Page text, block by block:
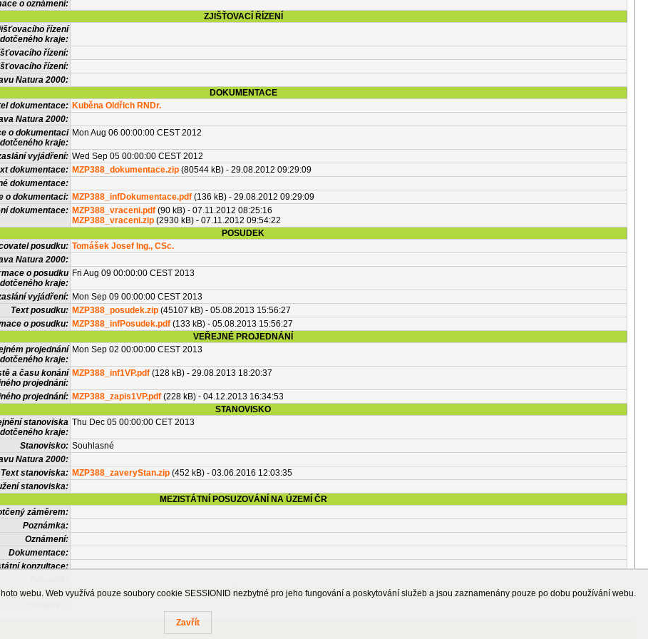
o oznámení:
ZJIŠŤOVACÍ ŘÍZENÍ
řízení
kraje:
řízení:
řízení:
Natura 2000:
DOKUMENTACE
dokumentace: Kuběna Oldřich RNDr.
Natura 2000:
o dokumentaci
kraje:
Mon Aug 06 00:00:00 CEST 2012
vyjádření: Wed Sep 05 00:00:00 CEST 2012
dokumentace: MZP388_dokumentace.zip (80544 kB) - 29.08.2012 09:29:09
dokumentace:
o dokumentaci: MZP388_infDokumentace.pdf (136 kB) - 29.08.2012 09:29:09
dokumentace: MZP388_vraceni.pdf (90 kB) - 07.11.2012 08:25:16
MZP388_vraceni.zip (2930 kB) - 07.11.2012 09:54:22
POSUDEK
posudku: Tomášek Josef Ing., CSc.
Natura 2000:
o posudku
kraje:
Fri Aug 09 00:00:00 CEST 2013
vyjádření: Mon Sep 09 00:00:00 CEST 2013
Text posudku: MZP388_posudek.zip (45107 kB) - 05.08.2013 15:56:27
o posudku: MZP388_infPosudek.pdf (133 kB) - 05.08.2013 15:56:27
VEŘEJNÉ PROJEDNÁNÍ
projednání
kraje:
Mon Sep 02 00:00:00 CEST 2013
a času konání
projednání:
MZP388_inf1VP.pdf (128 kB) - 29.08.2013 18:20:37
projednání: MZP388_zapis1VP.pdf (228 kB) - 04.12.2013 16:34:53
STANOVISKO
stanoviska
kraje:
Thu Dec 05 00:00:00 CET 2013
Stanovisko: Souhlasné
Natura 2000:
Text stanoviska: MZP388_zaveryStan.zip (452 kB) - 03.06.2016 12:03:35
stanoviska:
MEZISTÁTNÍ POSUZOVÁNÍ NA ÚZEMÍ ČR
záměrem:
Poznámka:
Oznámení:
Dokumentace:
konzultace:
OSTATNÍ INFORMACE
Česká informační agentura životního prostředí
webu. Web využívá pouze soubory cookie SESSIONID nezbytné pro jeho fungování a poskytování služeb a jsou zaznamenány pouze po dobu používání webu.
Zavřít